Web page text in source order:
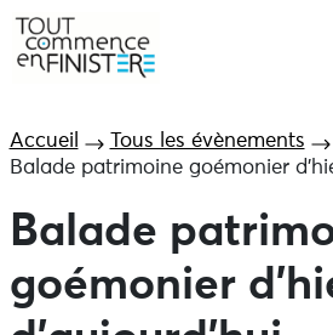
Accueil
Tous les évènements
Balade patrimoine goémonier
Balade
goémonier